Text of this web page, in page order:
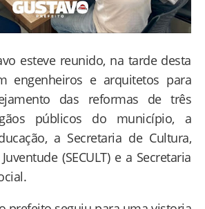
esteve reunido, na tarde desta
engenheiros e arquitetos para
das reformas de três
públicos do município, a
a Secretaria de Cultura,
(SECULT) e a Secretaria